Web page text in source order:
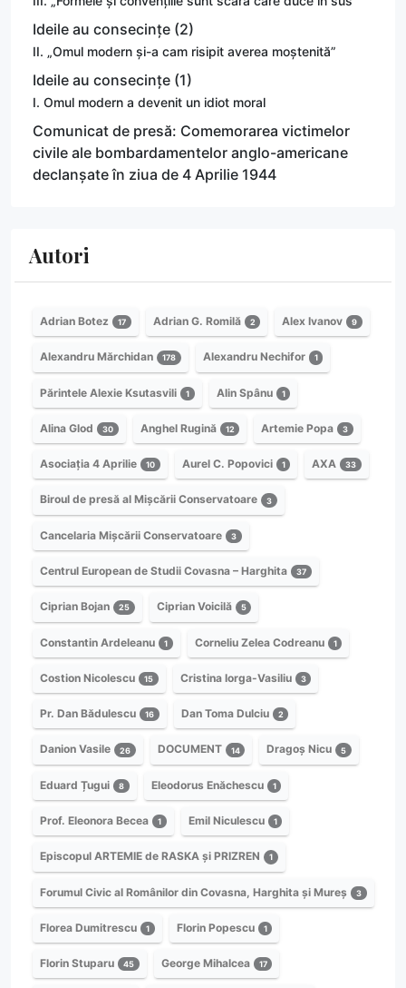
Ideile au consecințe (2)
II. „Omul modern și-a cam risipit averea moștenită”
Ideile au consecințe (1)
I. Omul modern a devenit un idiot moral
Comunicat de presă: Comemorarea victimelor
civile ale bombardamentelor anglo-americane
declanșate în ziua de 4 Aprilie 1944
Autori
Adrian Botez 17 Adrian G. Romilă 2 Alex Ivanov 9
Alexandru Mărchidan 178 Alexandru Nechifor 1
Părintele Alexie Ksutasvili 1 Alin Spânu 1
Alina Glod 30 Anghel Rugină 12 Artemie Popa 3
Asociația 4 Aprilie 10 Aurel C. Popovici 1 AXA 33
Biroul de presă al Mișcării Conservatoare 3
Cancelaria Mișcării Conservatoare 3
Centrul European de Studii Covasna – Harghita 37
Ciprian Bojan 25 Ciprian Voicilă 5
Constantin Ardeleanu 1 Corneliu Zelea Codreanu 1
Costion Nicolescu 15 Cristina Iorga-Vasiliu 3
Pr. Dan Bădulescu 16 Dan Toma Dulciu 2
Danion Vasile 26 DOCUMENT 14 Dragoș Nicu 5
Eduard Țugui 8 Eleodorus Enăchescu 1
Prof. Eleonora Becea 1 Emil Niculescu 1
Episcopul ARTEMIE de RASKA și PRIZREN 1
Forumul Civic al Românilor din Covasna, Harghita și Mureș 3
Florea Dumitrescu 1 Florin Popescu 1
Florin Stuparu 45 George Mihalcea 17